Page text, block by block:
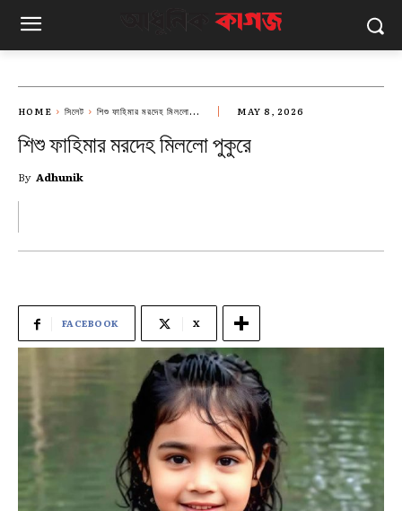
HOME সিলেট শিশু ফাহিমার মরদেহ মিললো... MAY 8, 2026
শিশু ফাহিমার মরদেহ মিললো পুকুরে
By Adhunik
FACEBOOK X